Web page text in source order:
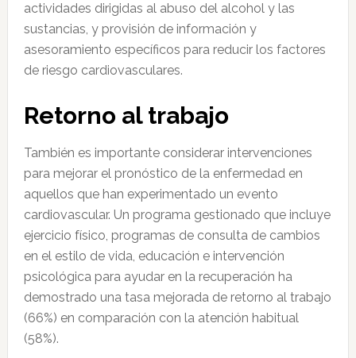
actividades dirigidas al abuso del alcohol y las
sustancias, y provisión de información y
asesoramiento específicos para reducir los factores
de riesgo cardiovasculares.
Retorno al trabajo
También es importante considerar intervenciones
para mejorar el pronóstico de la enfermedad en
aquellos que han experimentado un evento
cardiovascular. Un programa gestionado que incluye
ejercicio físico, programas de consulta de cambios
en el estilo de vida, educación e intervención
psicológica para ayudar en la recuperación ha
demostrado una tasa mejorada de retorno al trabajo
(66%) en comparación con la atención habitual
(58%).